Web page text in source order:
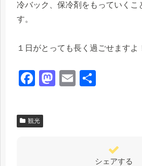
冷バック、保冷剤をもっていくこ
す。
１日がとっても長く過ごせますよ
F
c
e
M E
観光
シェアする